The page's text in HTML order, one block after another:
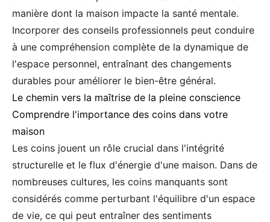
manière dont la maison impacte la santé mentale.
Incorporer des conseils professionnels peut conduire
à une compréhension complète de la dynamique de
l'espace personnel, entraînant des changements
durables pour améliorer le bien-être général.
Le chemin vers la maîtrise de la pleine conscience
Comprendre l'importance des coins dans votre
maison
Les coins jouent un rôle crucial dans l'intégrité
structurelle et le flux d'énergie d'une maison. Dans de
nombreuses cultures, les coins manquants sont
considérés comme perturbant l'équilibre d'un espace
de vie, ce qui peut entraîner des sentiments